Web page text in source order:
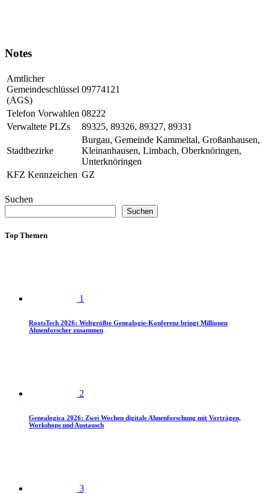
Notes
Amtlicher
Gemeindeschlüssel
(AGS)
09774121
Telefon Vorwahlen 08222
Verwaltete PLZs
89325, 89326, 89327, 89331
Stadtbezirke
Burgau, Gemeinde Kammeltal, Großanhausen,
Kleinanhausen, Limbach, Oberknöringen,
Unterknöringen
KFZ Kennzeichen GZ
Suchen
Suchen
Top Themen
1
RootsTech 2026: Weltgrößte Genealogie-Konferenz bringt Millionen
Ahnenforscher zusammen
2
Genealogica 2026: Zwei Wochen digitale Ahnenforschung mit Vorträgen,
Workshops und Austausch
3